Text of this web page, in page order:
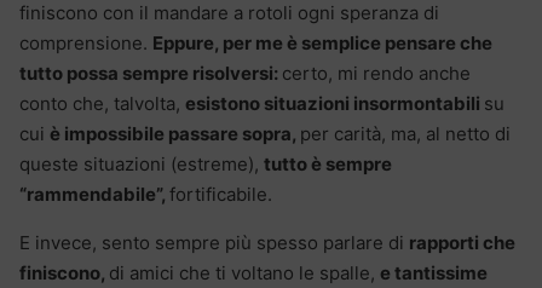
finiscono con il mandare a rotoli ogni speranza di
comprensione. Eppure, per me è semplice pensare che
tutto possa sempre risolversi: certo, mi rendo anche
conto che, talvolta, esistono situazioni insormontabili su
cui è impossibile passare sopra, per carità, ma, al netto di
queste situazioni (estreme), tutto è sempre
“rammendabile”, fortificabile.
E invece, sento sempre più spesso parlare di rapporti che
finiscono, di amici che ti voltano le spalle, e tantissime